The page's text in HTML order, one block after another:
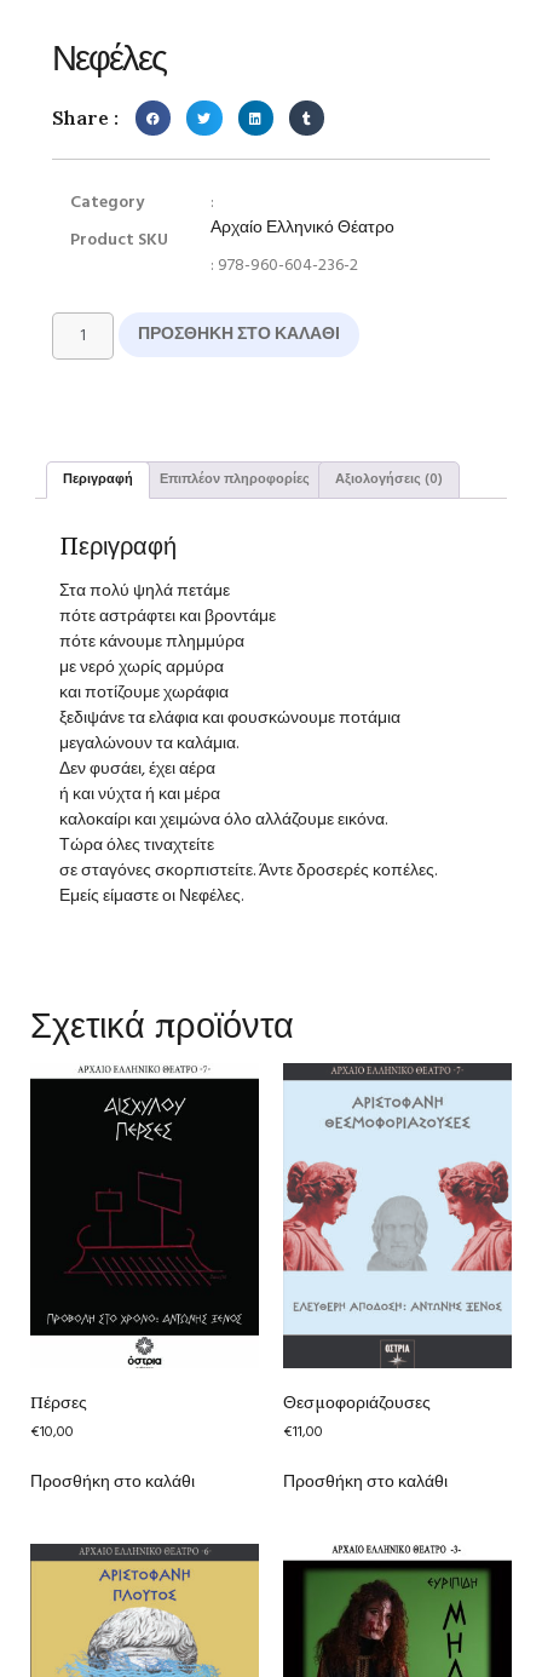
Νεφέλες
Share :
Category
Product SKU
:
Αρχαίο Ελληνικό Θέατρο
: 978-960-604-236-2
ΠΡΟΣΘΉΚΗ ΣΤΟ ΚΑΛΆΘΙ
Περιγραφή Επιπλέον πληροφορίες Αξιολογήσεις (0)
Περιγραφή
Στα πολύ ψηλά πετάμε
πότε αστράφτει και βροντάμε
πότε κάνουμε πλημμύρα
με νερό χωρίς αρμύρα
και ποτίζουμε χωράφια
ξεδιψάνε τα ελάφια και φουσκώνουμε ποτάμια
μεγαλώνουν τα καλάμια.
Δεν φυσάει, έχει αέρα
ή και νύχτα ή και μέρα
καλοκαίρι και χειμώνα όλο αλλάζουμε εικόνα.
Τώρα όλες τιναχτείτε
σε σταγόνες σκορπιστείτε. Άντε δροσερές κοπέλες.
Εμείς είμαστε οι Νεφέλες.
Σχετικά προϊόντα
Πέρσες
€10,00
Προσθήκη στο καλάθι
Θεσμοφοριάζουσες
€11,00
Προσθήκη στο καλάθι